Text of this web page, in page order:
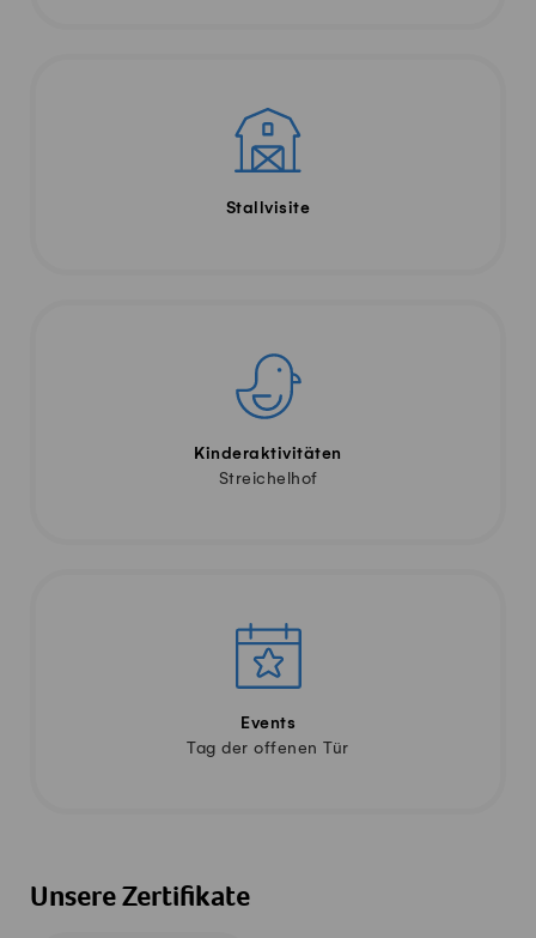
Stallvisite
Kinderaktivitäten
Streichelhof
Events
Tag der offenen Tür
Unsere Zertifikate